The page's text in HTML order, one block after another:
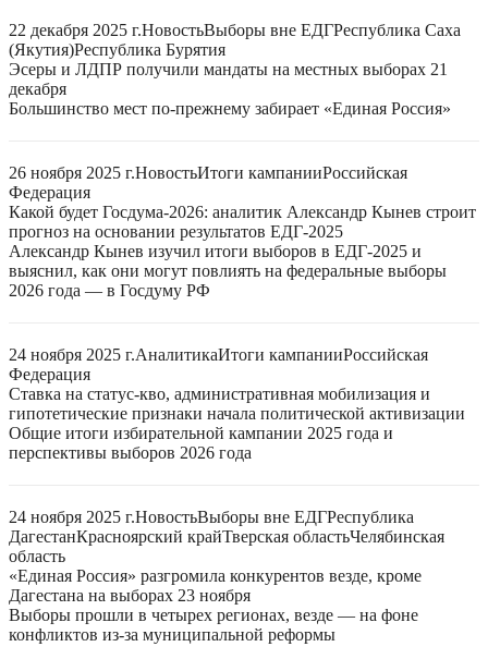
22 декабря 2025 г.НовостьВыборы вне ЕДГРеспублика Саха
(Якутия)Республика Бурятия
Эсеры и ЛДПР получили мандаты на местных выборах 21
декабря
Большинство мест по-прежнему забирает «Единая Россия»
26 ноября 2025 г.НовостьИтоги кампанииРоссийская
Федерация
Какой будет Госдума-2026: аналитик Александр Кынев строит
прогноз на основании результатов ЕДГ-2025
Александр Кынев изучил итоги выборов в ЕДГ-2025 и
выяснил, как они могут повлиять на федеральные выборы
2026 года — в Госдуму РФ
24 ноября 2025 г.АналитикаИтоги кампанииРоссийская
Федерация
Ставка на статус-кво, административная мобилизация и
гипотетические признаки начала политической активизации
Общие итоги избирательной кампании 2025 года и
перспективы выборов 2026 года
24 ноября 2025 г.НовостьВыборы вне ЕДГРеспублика
ДагестанКрасноярский крайТверская областьЧелябинская
область
«Единая Россия» разгромила конкурентов везде, кроме
Дагестана на выборах 23 ноября
Выборы прошли в четырех регионах, везде — на фоне
конфликтов из-за муниципальной реформы